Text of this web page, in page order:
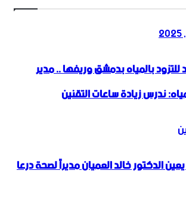
للتزود بالمياه بدمشق وريفها .. مدير
ندرس زيادة ساعات التقنين
الدكتور خالد العميان مديراً لصحة درعا